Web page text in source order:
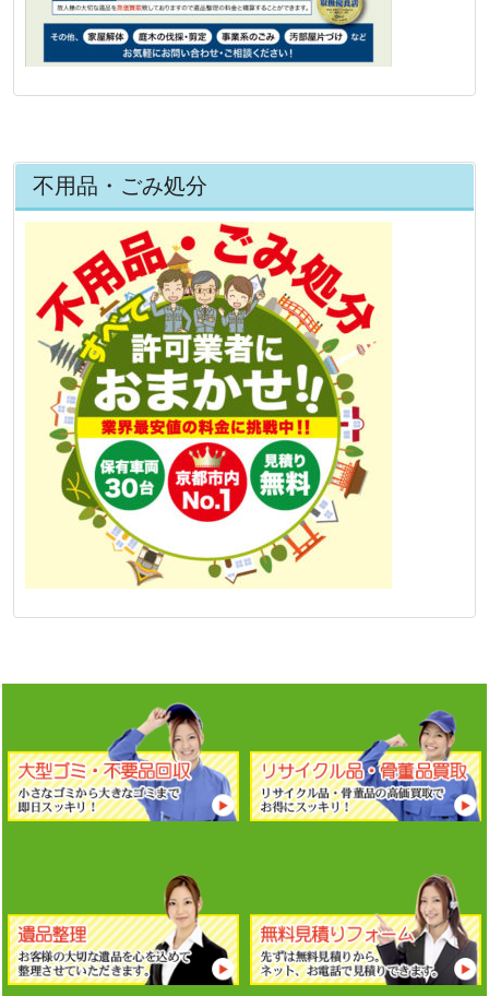
不用品・ごみ処分
は、大きなゴミでも多量
のゴミでも即日対応！即日ス
ッキリさせます！
を高価買取実施中！お
得にスッキリさせます！